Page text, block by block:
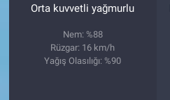
Orta kuvvetli yağmurlu
Nem: %88
Rüzgar: 16 km/h
Yağış Olasılığı: %90